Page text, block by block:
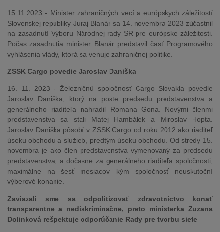
15.11.2023 - Minister zahraničných vecí a európskych záležitostí
Slovenskej republiky Juraj Blanár sa 14. novembra 2023 zúčastnil
na zasadnutí Výboru Národnej rady SR pre európske záležitosti.
Počas zasadnutia minister Blanár predstavil časť Programového
vyhlásenia vlády, ktorá sa venuje zahraničnej politike.
ZSSK Cargo povedie Jaroslav Daniška
16. 11. 2023 - Železničnú spoločnosť Cargo Slovakia povedie
Jaroslav Daniška, ktorý na poste predsedu predstavenstva a
generálneho riaditeľa nahradil Romana Gona. Novými členmi
predstavenstva sa stali Matej Hambálek a Miroslav Hopta.
Jaroslav Daniška pôsobí v ZSSK Cargo od roku 2012 ako riaditeľ
úseku obchodu a služieb, predtým úseku obchodu. Od stredy 15.
novembra je ako člen predstavenstva vymenovaný za predsedu
predstavenstva, a dočasne za generálneho riaditeľa spoločnosti,
maximálne na šesť mesiacov, kým spoločnosť neuskutoční
výberové konanie.
Zaviazali sme sa odpolitizovať zdravotníctvo konať
transparentne a nediskriminačne, preto ministerka Zuzana
Dolinková rešpektuje odporúčanie Rady pre tvorbu siete